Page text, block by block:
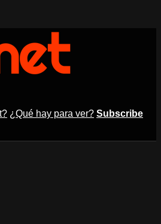
¿Qué hay para ver? Subscribe